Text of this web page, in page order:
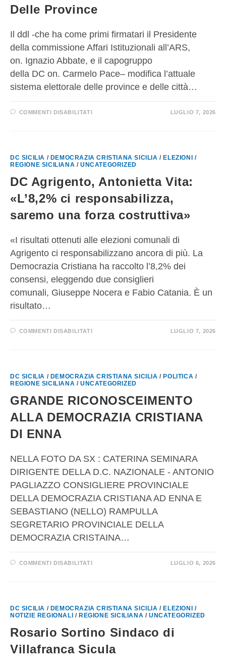
Delle Province
Il ddl -che ha come primi firmatari il Presidente
della commissione Affari Istituzionali all’ARS,
on. Ignazio Abbate, e il capogruppo
della DC on. Carmelo Pace– modifica l’attuale
sistema elettorale delle province e delle città…
COMMENTI DISABILITATI LUGLIO 7, 2026
DC SICILIA / DEMOCRAZIA CRISTIANA SICILIA / ELEZIONI
/
REGIONE SICILIANA /UNCATEGORIZED
DC Agrigento, Antonietta Vita:
«L’8,2% ci responsabilizza,
saremo una forza costruttiva»
«I risultati ottenuti alle elezioni comunali di
Agrigento ci responsabilizzano ancora di più. La
Democrazia Cristiana ha raccolto l’8,2% dei
consensi, eleggendo due consiglieri
comunali, Giuseppe Nocera e Fabio Catania. È un
risultato…
COMMENTI DISABILITATI LUGLIO 7, 2026
DC SICILIA / DEMOCRAZIA CRISTIANA SICILIA / POLITICA /
REGIONE SICILIANA /UNCATEGORIZED
GRANDE RICONOSCEIMENTO
ALLA DEMOCRAZIA CRISTIANA
DI ENNA
NELLA FOTO DA SX : CATERINA SEMINARA
DIRIGENTE DELLA D.C. NAZIONALE - ANTONIO
PAGLIAZZO CONSIGLIERE PROVINCIALE
DELLA DEMOCRAZIA CRISTIANA AD ENNA E
SEBASTIANO (NELLO) RAMPULLA
SEGRETARIO PROVINCIALE DELLA
DEMOCRAZIA CRISTAINA…
COMMENTI DISABILITATI LUGLIO 6, 2026
DC SICILIA / DEMOCRAZIA CRISTIANA SICILIA / ELEZIONI
/
NOTIZIE REGIONALI / REGIONE SICILIANA /UNCATEGORIZED
Rosario Sortino Sindaco di
Villafranca Sicula